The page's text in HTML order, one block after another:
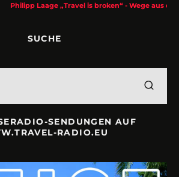
is broken“ - Wege aus der Urlaubsfalle
SUCHE
SENDUNGEN AUF
RADIO.EU